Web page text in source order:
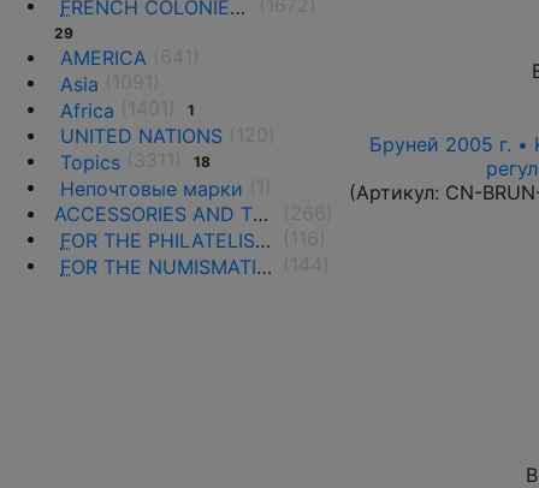
FRENCH COLONIES AND THE TERRITORIES
29
AMERICA
Asia
Africa
1
UNITED NATIONS
Topics
18
Непочтовые марки
ACCESSORIES AND THE LITERATURE
FOR THE PHILATELISTS
FOR THE NUMISMATISTS
Бруней 2005 г. •
(Артикул: CN-